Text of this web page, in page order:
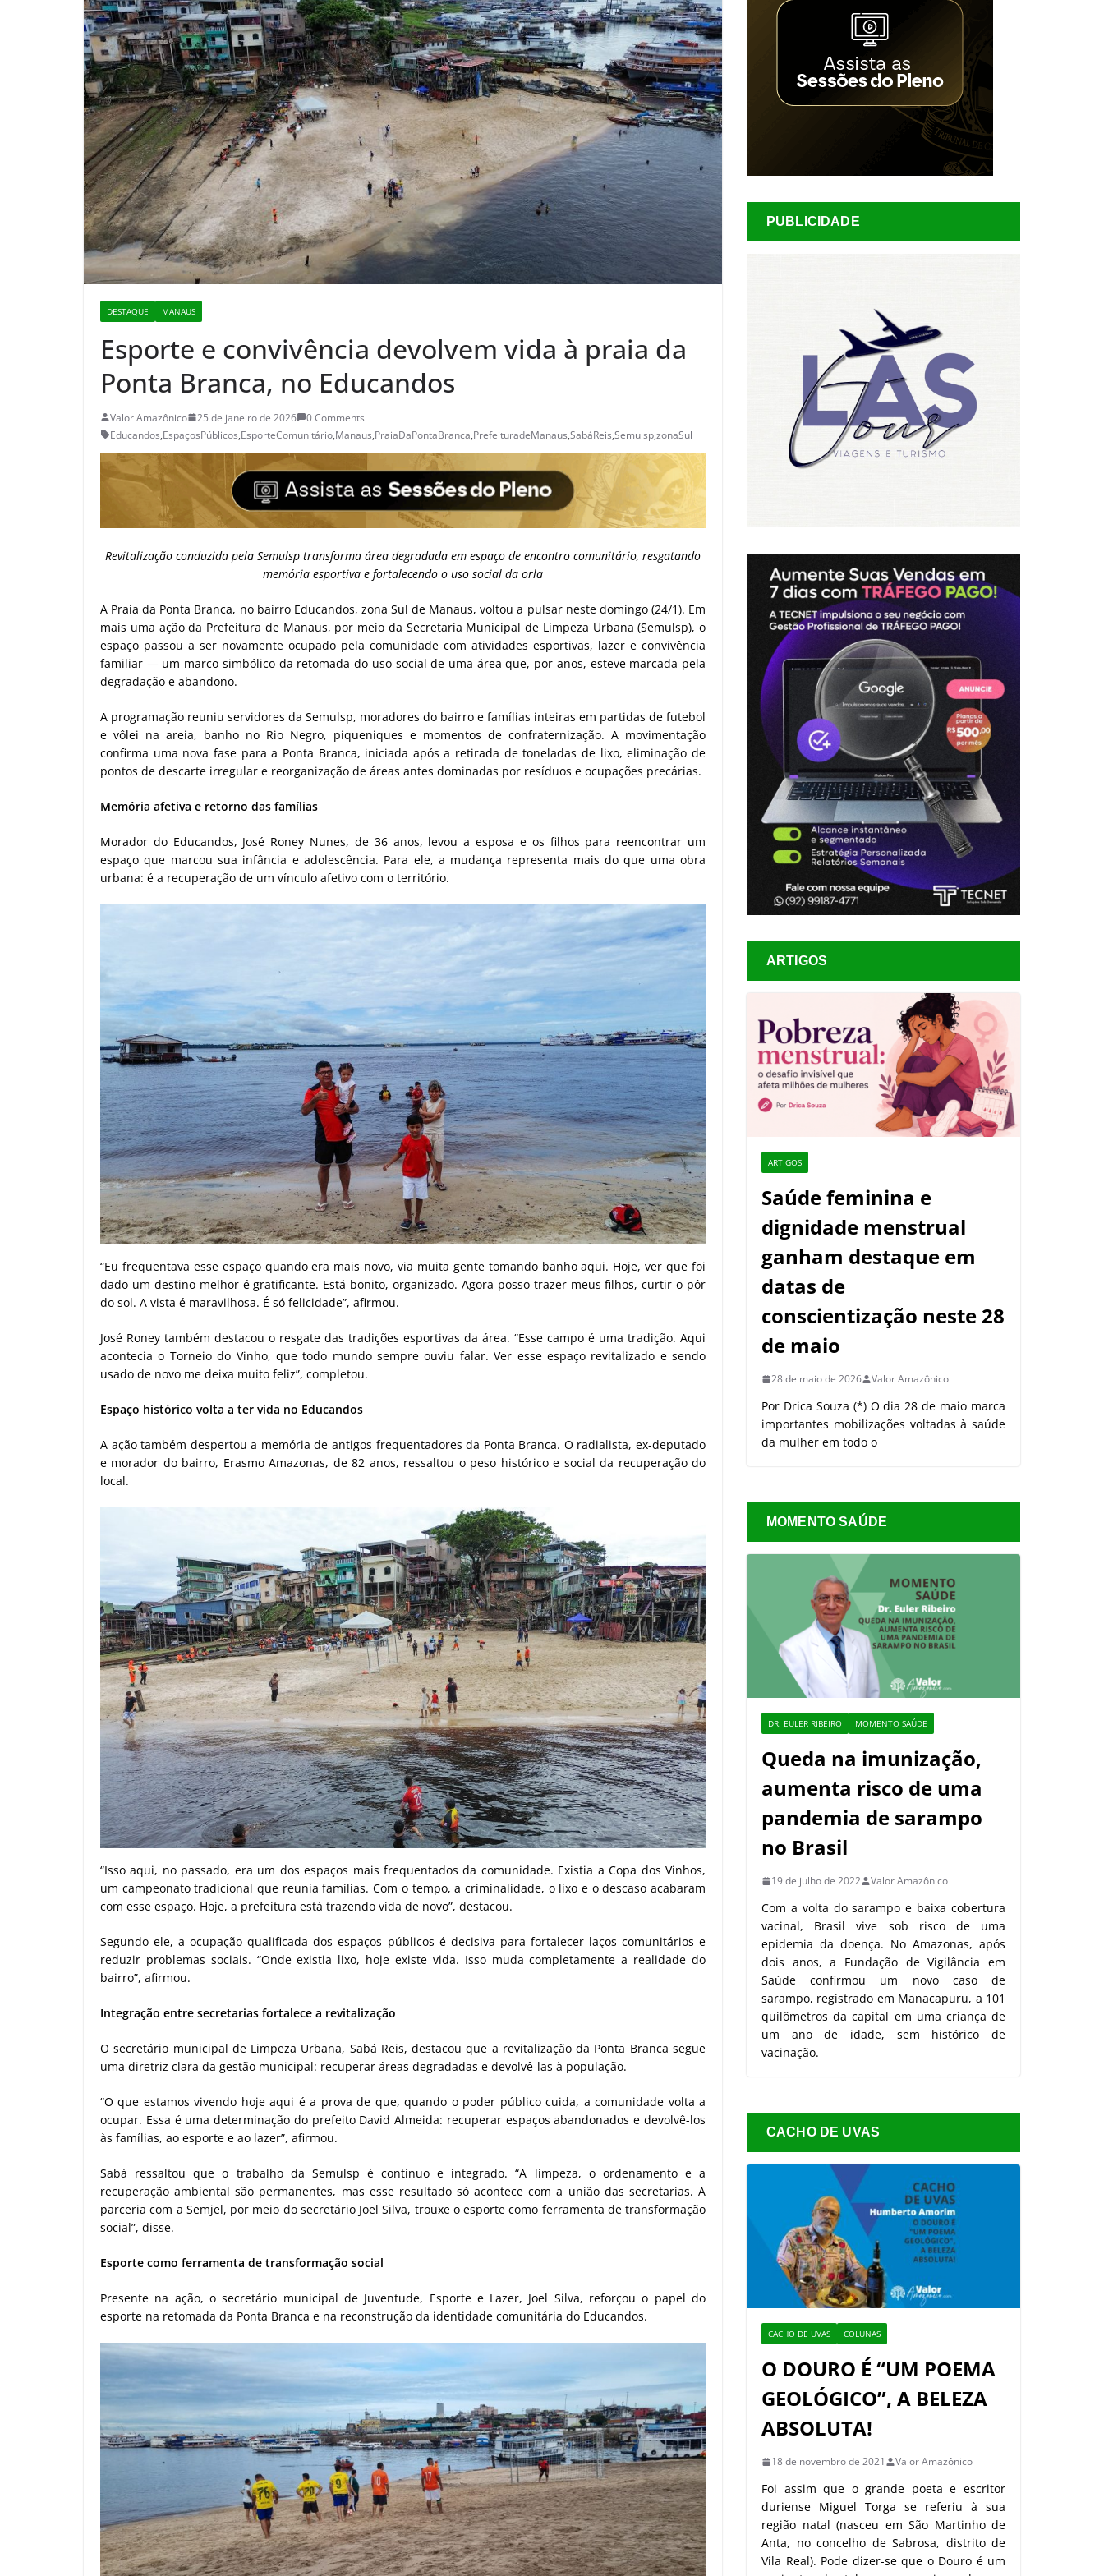
DESTAQUE MANAUS
Esporte e convivência devolvem vida à praia da
Ponta Branca, no Educandos
Valor Amazônico 25 de janeiro de 2026
0 Comments
Educandos,EspaçosPúblicos,EsporteComunitário,Manaus,PraiaDaPontaBranca,PrefeituradeManaus,SabáReis,Semulsp,zonaSul
Revitalização conduzida pela Semulsp transforma área degradada em espaço de encontro comunitário, resgatando
memória esportiva e fortalecendo o uso social da orla
A Praia da Ponta Branca, no bairro Educandos, zona Sul de Manaus, voltou a pulsar neste domingo (24/1). Em
mais uma ação da Prefeitura de Manaus, por meio da Secretaria Municipal de Limpeza Urbana (Semulsp), o
espaço passou a ser novamente ocupado pela comunidade com atividades esportivas, lazer e convivência
familiar — um marco simbólico da retomada do uso social de uma área que, por anos, esteve marcada pela
degradação e abandono.
A programação reuniu servidores da Semulsp, moradores do bairro e famílias inteiras em partidas de futebol
e vôlei na areia, banho no Rio Negro, piqueniques e momentos de confraternização. A movimentação
confirma uma nova fase para a Ponta Branca, iniciada após a retirada de toneladas de lixo, eliminação de
pontos de descarte irregular e reorganização de áreas antes dominadas por resíduos e ocupações precárias.
Memória afetiva e retorno das famílias
Morador do Educandos, José Roney Nunes, de 36 anos, levou a esposa e os filhos para reencontrar um
espaço que marcou sua infância e adolescência. Para ele, a mudança representa mais do que uma obra
urbana: é a recuperação de um vínculo afetivo com o território.
“Eu frequentava esse espaço quando era mais novo, via muita gente tomando banho aqui. Hoje, ver que foi
dado um destino melhor é gratificante. Está bonito, organizado. Agora posso trazer meus filhos, curtir o pôr
do sol. A vista é maravilhosa. É só felicidade”, afirmou.
José Roney também destacou o resgate das tradições esportivas da área. “Esse campo é uma tradição. Aqui
acontecia o Torneio do Vinho, que todo mundo sempre ouviu falar. Ver esse espaço revitalizado e sendo
usado de novo me deixa muito feliz”, completou.
Espaço histórico volta a ter vida no Educandos
A ação também despertou a memória de antigos frequentadores da Ponta Branca. O radialista, ex-deputado
e morador do bairro, Erasmo Amazonas, de 82 anos, ressaltou o peso histórico e social da recuperação do
local.
“Isso aqui, no passado, era um dos espaços mais frequentados da comunidade. Existia a Copa dos Vinhos,
um campeonato tradicional que reunia famílias. Com o tempo, a criminalidade, o lixo e o descaso acabaram
com esse espaço. Hoje, a prefeitura está trazendo vida de novo”, destacou.
Segundo ele, a ocupação qualificada dos espaços públicos é decisiva para fortalecer laços comunitários e
reduzir problemas sociais. “Onde existia lixo, hoje existe vida. Isso muda completamente a realidade do
bairro”, afirmou.
Integração entre secretarias fortalece a revitalização
O secretário municipal de Limpeza Urbana, Sabá Reis, destacou que a revitalização da Ponta Branca segue
uma diretriz clara da gestão municipal: recuperar áreas degradadas e devolvê-las à população.
“O que estamos vivendo hoje aqui é a prova de que, quando o poder público cuida, a comunidade volta a
ocupar. Essa é uma determinação do prefeito David Almeida: recuperar espaços abandonados e devolvê-los
às famílias, ao esporte e ao lazer”, afirmou.
Sabá ressaltou que o trabalho da Semulsp é contínuo e integrado. “A limpeza, o ordenamento e a
recuperação ambiental são permanentes, mas esse resultado só acontece com a união das secretarias. A
parceria com a Semjel, por meio do secretário Joel Silva, trouxe o esporte como ferramenta de transformação
social”, disse.
Esporte como ferramenta de transformação social
Presente na ação, o secretário municipal de Juventude, Esporte e Lazer, Joel Silva, reforçou o papel do
esporte na retomada da Ponta Branca e na reconstrução da identidade comunitária do Educandos.
PUBLICIDADE
ARTIGOS
ARTIGOS
Saúde feminina e
dignidade menstrual
ganham destaque em
datas de
conscientização neste 28
de maio
28 de maio de 2026 Valor Amazônico
Por Drica Souza (*) O dia 28 de maio marca
importantes mobilizações voltadas à saúde
da mulher em todo o
MOMENTO SAÚDE
DR. EULER RIBEIRO MOMENTO SAÚDE
Queda na imunização,
aumenta risco de uma
pandemia de sarampo
no Brasil
19 de julho de 2022 Valor Amazônico
Com a volta do sarampo e baixa cobertura
vacinal, Brasil vive sob risco de uma
epidemia da doença. No Amazonas, após
dois anos, a Fundação de Vigilância em
Saúde confirmou um novo caso de
sarampo, registrado em Manacapuru, a 101
quilômetros da capital em uma criança de
um ano de idade, sem histórico de
vacinação.
CACHO DE UVAS
CACHO DE UVAS COLUNAS
O DOURO É “UM POEMA
GEOLÓGICO”, A BELEZA
ABSOLUTA!
18 de novembro de 2021 Valor Amazônico
Foi assim que o grande poeta e escritor
duriense Miguel Torga se referiu à sua
região natal (nasceu em São Martinho de
Anta, no concelho de Sabrosa, distrito de
Vila Real). Pode dizer-se que o Douro é um